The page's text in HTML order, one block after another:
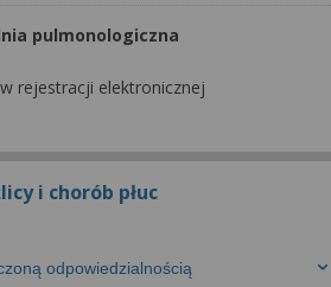
pulmonologiczna
rejestracji elektronicznej
i chorób płuc
odpowiedzialnością